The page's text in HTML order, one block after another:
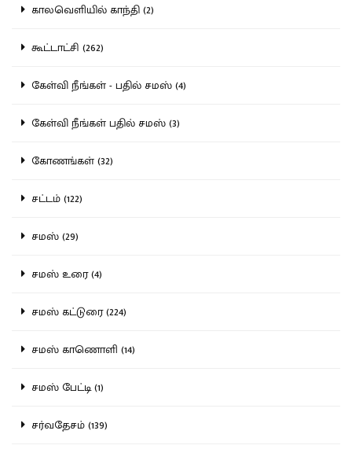
காலவெளியில் காந்தி (2)
கூட்டாட்சி (262)
கேள்வி நீங்கள் - பதில் சமஸ் (4)
கேள்வி நீங்கள் பதில் சமஸ் (3)
கோணங்கள் (32)
சட்டம் (122)
சமஸ் (29)
சமஸ் உரை (4)
சமஸ் கட்டுரை (224)
சமஸ் காணொளி (14)
சமஸ் பேட்டி (1)
சர்வதேசம் (139)